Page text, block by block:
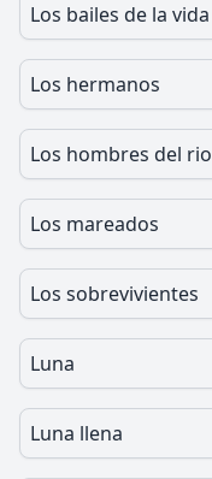
Los bailes de la vida
Los hermanos
Los hombres del rio
Los mareados
Los sobrevivientes
Luna
Luna llena